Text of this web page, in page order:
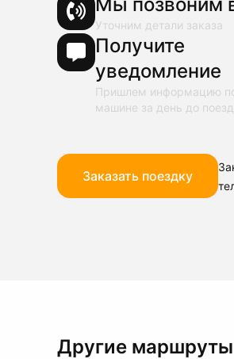
Уточним детали заказа
Получите
уведомление
Пришлем информацию
машине за день до
Заказать поездку
Другие